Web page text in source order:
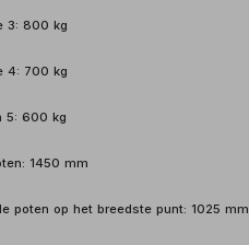
3: 800 kg
4: 700 kg
5: 600 kg
1450 mm
poten op het breedste punt: 1025 mm